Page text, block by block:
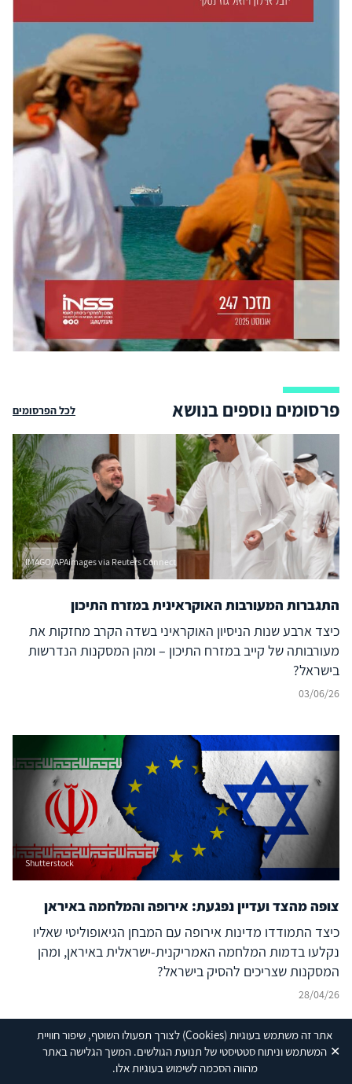
אתר זה משתמש בעוגיות(Cookies) לצורך תפעולו השוטף, שיפור חוויית
המשתמש וניתוח סטטיסטי של תנועת הגולשים. המשך הגלישה באתר
מהווה הסכמה לשימוש בעוגיות אלו.
✕
פרסומים נוספים בנושא לכל הפרסומים
IMAGO/APAimages via Reuters Connect
התגברות המעורבות האוקראינית במזרח התיכון
כיצד ארבע שנות הניסיון האוקראיני בשדה הקרב מחזקות את
מעורבותה של קייב במזרח התיכון – ומהן המסקנות הנדרשות
בישראל?
03/06/26
Shutterstock
צופה מהצד ועדיין נפגעת: אירופה והמלחמה באיראן
כיצד התמודדו מדינות אירופה עם המבחן הגיאופוליטי שאליו
נקלעו בדמות המלחמה האמריקנית-ישראלית באיראן, ומהן
המסקנות שצריכים להסיק בישראל?
28/04/26